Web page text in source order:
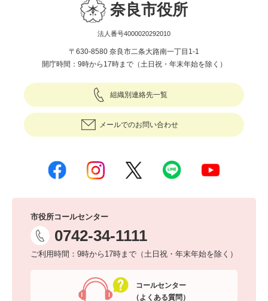
奈良市役所
法人番号4000020292010
〒630-8580 奈良市二条大路南一丁目1-1
開庁時間：9時から17時まで（土日祝・年末年始を除く）
組織別連絡先一覧
メールでのお問い合わせ
市役所コールセンター
0742-34-1111
ご利用時間：9時から17時まで（土日祝・年末年始を除く）
コールセンター
（よくある質問）